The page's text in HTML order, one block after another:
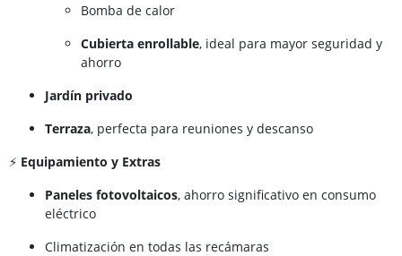
Bomba de calor
Cubierta enrollable, ideal para mayor seguridad y
ahorro
Jardín privado
Terraza, perfecta para reuniones y descanso
⚡ Equipamiento y Extras
Paneles fotovoltaicos, ahorro significativo en consumo
eléctrico
Climatización en todas las recámaras